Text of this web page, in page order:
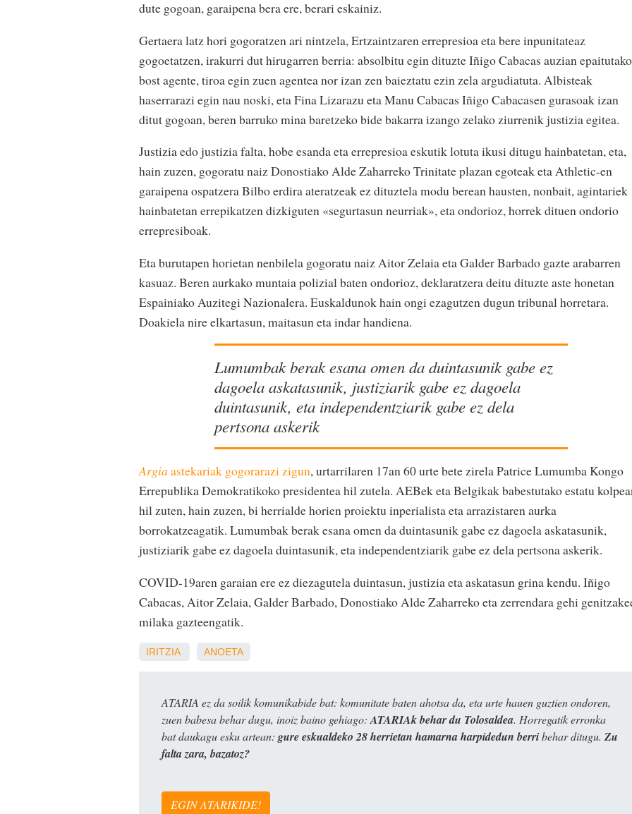
dute gogoan, garaipena bera ere, berari eskainiz.
Gertaera latz hori gogoratzen ari nintzela, Ertzaintzaren errepresioa eta bere inpunitateaz
gogoetatzen, irakurri dut hirugarren berria: absolbitu egin dituzte Iñigo Cabacas auzian epaitutako
bost agente, tiroa egin zuen agentea nor izan zen baieztatu ezin zela argudiatuta. Albisteak
haserrarazi egin nau noski, eta Fina Lizarazu eta Manu Cabacas Iñigo Cabacasen gurasoak izan
ditut gogoan, beren barruko mina baretzeko bide bakarra izango zelako ziurrenik justizia egitea.
Justizia edo justizia falta, hobe esanda eta errepresioa eskutik lotuta ikusi ditugu hainbatetan, eta,
hain zuzen, gogoratu naiz Donostiako Alde Zaharreko Trinitate plazan egoteak eta Athletic-en
garaipena ospatzera Bilbo erdira ateratzeak ez dituztela modu berean hausten, nonbait, agintariek
hainbatetan errepikatzen dizkiguten «segurtasun neurriak», eta ondorioz, horrek dituen ondorio
errepresiboak.
Eta burutapen horietan nenbilela gogoratu naiz Aitor Zelaia eta Galder Barbado gazte arabarren
kasuaz. Beren aurkako muntaia polizial baten ondorioz, deklaratzera deitu dituzte aste honetan
Espainiako Auzitegi Nazionalera. Euskaldunok hain ongi ezagutzen dugun tribunal horretara.
Doakiela nire elkartasun, maitasun eta indar handiena.
Lumumbak berak esana omen da duintasunik gabe ez
dagoela askatasunik, justiziarik gabe ez dagoela
duintasunik, eta independentziarik gabe ez dela
pertsona askerik
Argiaastekariak gogorarazi zigun, urtarrilaren 17an 60 urte bete zirela Patrice Lumumba Kongo
Errepublika Demokratikoko presidentea hil zutela. AEBek eta Belgikak babestutako estatu
hil zuten, hain zuzen, bi herrialde horien proiektu inperialista eta arrazistaren aurka
borrokatzeagatik. Lumumbak berak esana omen da duintasunik gabe ez dagoela askatasunik,
justiziarik gabe ez dagoela duintasunik, eta independentziarik gabe ez dela pertsona askerik.
COVID-19aren garaian ere ez diezagutela duintasun, justizia eta askatasun grina kendu. Iñigo
Cabacas, Aitor Zelaia, Galder Barbado, Donostiako Alde Zaharreko eta zerrendara gehi
milaka gazteengatik.
IRITZIA ANOETA
ATARIA ez da soilik komunikabide bat: komunitate baten ahotsa da, eta urte hauen guztien ondoren,
zuen babesa behar dugu, inoiz baino gehiago:ATARIAk behar du Tolosaldea. Horregatik erronka
bat daukagu esku artean: gure eskualdeko 28 herrietan hamarna harpidedun berribehar ditugu. Zu
falta zara, bazatoz?
EGIN ATARIKIDE!